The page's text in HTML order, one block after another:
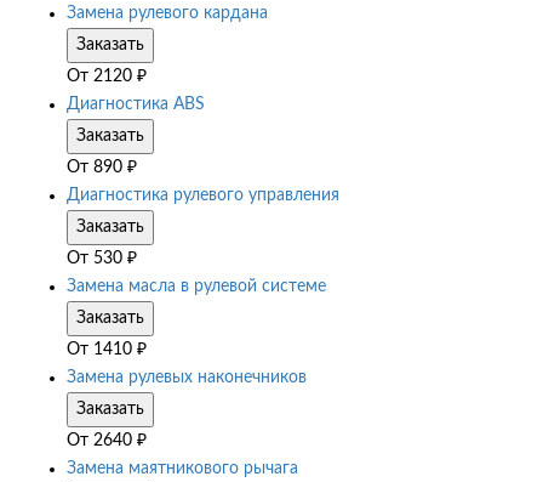
Замена рулевого кардана
Заказать
От 2120 ₽
Диагностика ABS
Заказать
От 890 ₽
Диагностика рулевого управления
Заказать
От 530 ₽
Замена масла в рулевой системе
Заказать
От 1410 ₽
Замена рулевых наконечников
Заказать
От 2640 ₽
Замена маятникового рычага